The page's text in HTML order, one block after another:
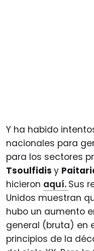
Y ha habido
nacionales para
para los sectores
Tsoulfidis y
hicieron aquí. Sus
Unidos muestran
hubo un aumento
general (bruta) en
principios de la